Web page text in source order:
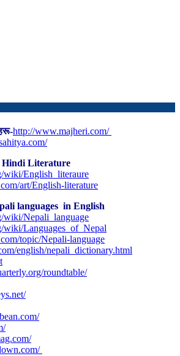
http://www.majheri.com/
Hindi Literature
wiki/English_literaure
art/English-literature
languages in English
wiki/Nepali_language
wiki/Languages_of_Nepal
topic/Nepali-language
english/nepali_dictionary.html
roundtable/